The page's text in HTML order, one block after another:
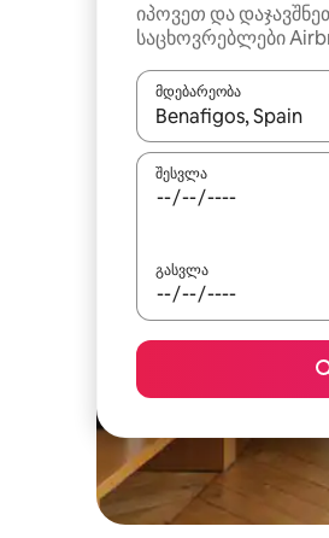
იპოვეთ და
საცხოვრებლები
მდებარეობა
როცა შედეგები
შესვლა
გასვლა